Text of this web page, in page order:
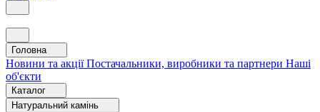
Головна
Новини та акціїПостачальники, виробники та партнери Наші
об'єкти
Каталог
Натуральний камінь